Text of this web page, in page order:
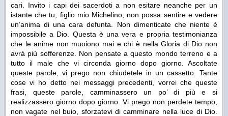
cari. Invito i capi dei sacerdoti a non esitare neanche per un
istante che tu, figlio mio Michelino, non possa sentire e vedere
un’anima di una cara defunta. Non dimenticate che niente è
impossibile a Dio. Questa è una vera e propria testimonianza
che le anime non muoiono mai e chi è nella Gloria di Dio non
avrà più sofferenze. Non pensate a questo mondo terreno e a
tutto il male che vi circonda giorno dopo giorno. Ascoltate
queste parole, vi prego non chiudetele in un cassetto. Tante
cose vi ho detto nei messaggi precedenti, vorrei che queste
frasi, queste parole, camminassero un po’ di più e si
realizzassero giorno dopo giorno. Vi prego non perdete tempo,
non vagate nel buio, sforzatevi di camminare nella luce di Dio.